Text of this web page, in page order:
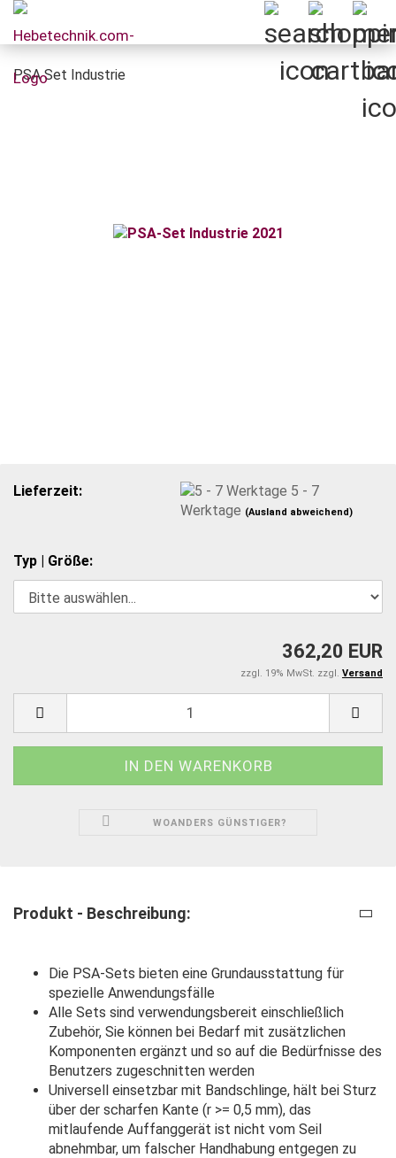
PSA Set Industrie
Lieferzeit:
5 - 7
Werktage (Ausland abweichend)
Typ | Größe:
362,20 EUR
zzgl. 19% MwSt. zzgl. Versand
WOANDERS GÜNSTIGER?
Produkt - Beschreibung:
Die PSA-Sets bieten eine Grundausstattung für
spezielle Anwendungsfälle
Alle Sets sind verwendungsbereit einschließlich
Zubehör, Sie können bei Bedarf mit zusätzlichen
Komponenten ergänzt und so auf die Bedürfnisse des
Benutzers zugeschnitten werden
Universell einsetzbar mit Bandschlinge, hält bei Sturz
über der scharfen Kante (r >= 0,5 mm), das
mitlaufende Auffanggerät ist nicht vom Seil
abnehmbar, um falscher Handhabung entgegen zu